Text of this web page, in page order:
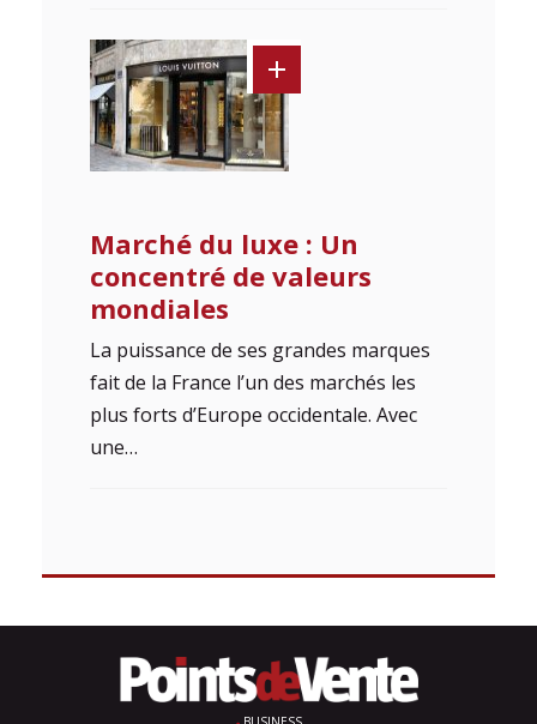
Marché du luxe : Un
concentré de valeurs
mondiales
La puissance de ses grandes marques
fait de la France l’un des marchés les
plus forts d’Europe occidentale. Avec
une…